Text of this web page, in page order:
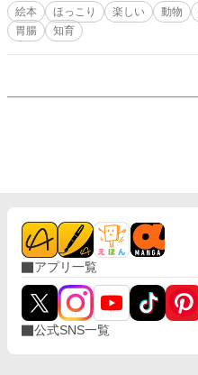
絵本 ほっこり 楽しい 動物
胃腸
知育
アプリ一覧
公式SNS一覧